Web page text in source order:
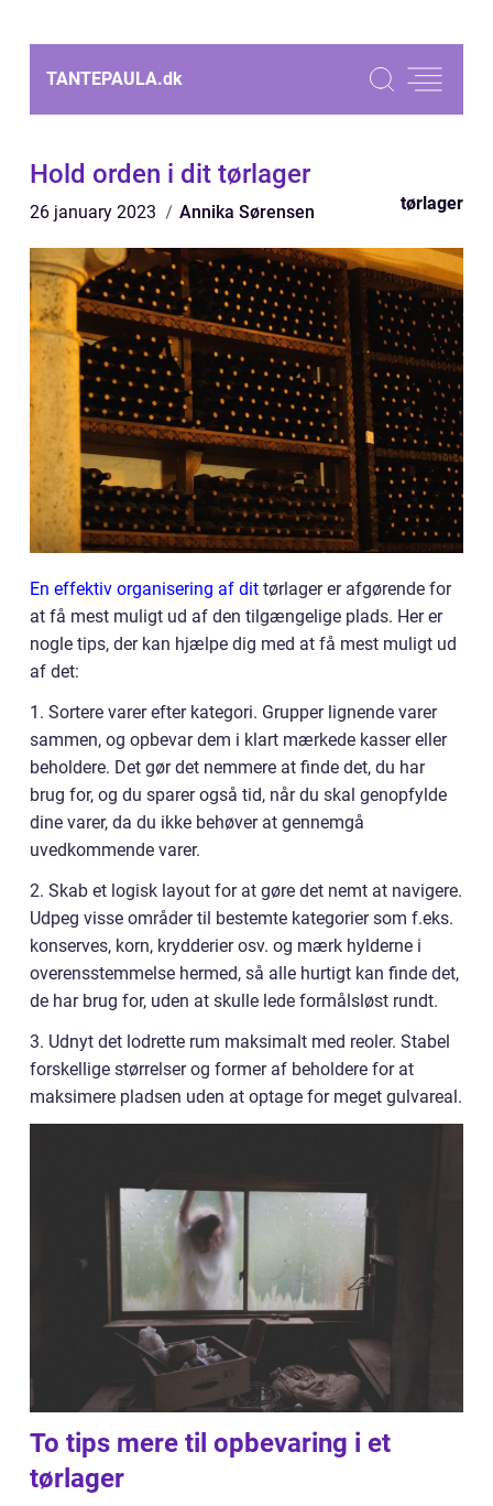
TANTEPAULA.dk
Hold orden i dit tørlager
26 january 2023 Annika Sørensen tørlager
En effektiv organisering af dit tørlager er afgørende for
at få mest muligt ud af den tilgængelige plads. Her er
nogle tips, der kan hjælpe dig med at få mest muligt ud
af det:
1. Sortere varer efter kategori. Grupper lignende varer
sammen, og opbevar dem i klart mærkede kasser eller
beholdere. Det gør det nemmere at finde det, du har
brug for, og du sparer også tid, når du skal genopfylde
dine varer, da du ikke behøver at gennemgå
uvedkommende varer.
2. Skab et logisk layout for at gøre det nemt at navigere.
Udpeg visse områder til bestemte kategorier som f.eks.
konserves, korn, krydderier osv. og mærk hylderne i
overensstemmelse hermed, så alle hurtigt kan finde det,
de har brug for, uden at skulle lede formålsløst rundt.
3. Udnyt det lodrette rum maksimalt med reoler. Stabel
forskellige størrelser og former af beholdere for at
maksimere pladsen uden at optage for meget gulvareal.
To tips mere til opbevaring i et
tørlager